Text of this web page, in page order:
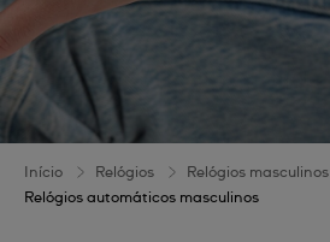
Início Relógios
Relógios masculinos
Relógios automáticos masculinos